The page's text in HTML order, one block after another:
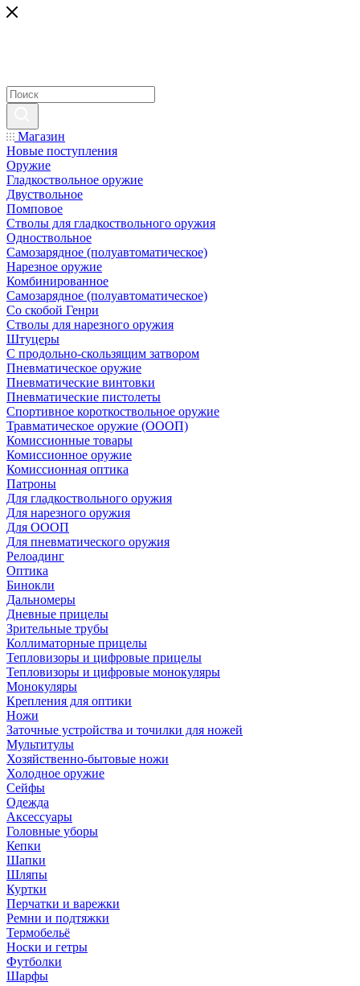
Магазин
Новые поступления
Оружие
Гладкоствольное оружие
Двуствольное
Помповое
Стволы для гладкоствольного оружия
Одноствольное
Самозарядное (полуавтоматическое)
Нарезное оружие
Комбинированное
Самозарядное (полуавтоматическое)
Со скобой Генри
Стволы для нарезного оружия
Штуцеры
С продольно-скользящим затвором
Пневматическое оружие
Пневматические винтовки
Пневматические пистолеты
Спортивное короткоствольное оружие
Травматическое оружие (ОООП)
Комиссионные товары
Комиссионное оружие
Комиссионная оптика
Патроны
Для гладкоствольного оружия
Для нарезного оружия
Для ОООП
Для пневматического оружия
Релоадинг
Оптика
Бинокли
Дальномеры
Дневные прицелы
Зрительные трубы
Коллиматорные прицелы
Тепловизоры и цифровые прицелы
Тепловизоры и цифровые монокуляры
Монокуляры
Крепления для оптики
Ножи
Заточные устройства и точилки для ножей
Мультитулы
Хозяйственно-бытовые ножи
Холодное оружие
Сейфы
Одежда
Аксессуары
Головные уборы
Кепки
Шапки
Шляпы
Куртки
Перчатки и варежки
Ремни и подтяжки
Термобельё
Носки и гетры
Футболки
Шарфы